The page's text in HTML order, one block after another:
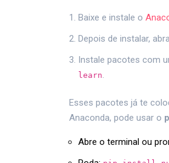
Baixe e instale o
Depois de instalar,
Instale pacotes com
learn.
Esses pacotes já te
Anaconda, pode usar o
Abre o terminal ou